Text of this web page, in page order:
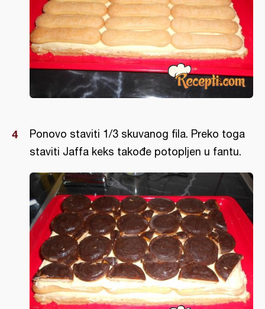
Ponovo staviti 1/3 skuvanog fila. Preko toga
staviti Jaffa keks takođe potopljen u fantu.